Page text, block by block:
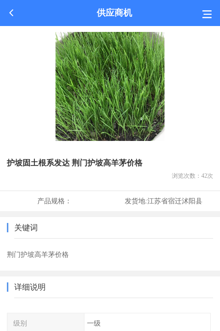
供应商机
护坡固土根系发达 荆门护坡高羊茅价格
浏览次数： 42次
产品规格： 发货地:江苏省宿迁沭阳县
关键词
荆门护坡高羊茅价格
详细说明
级别 一级